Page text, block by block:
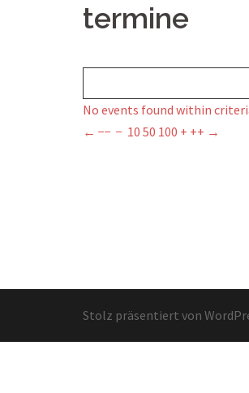
termine
No events found within
← −− − 10 50 100 + ++ →
Stolz präsentiert von